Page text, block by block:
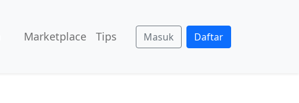
Marketplace Tips Masuk Daftar